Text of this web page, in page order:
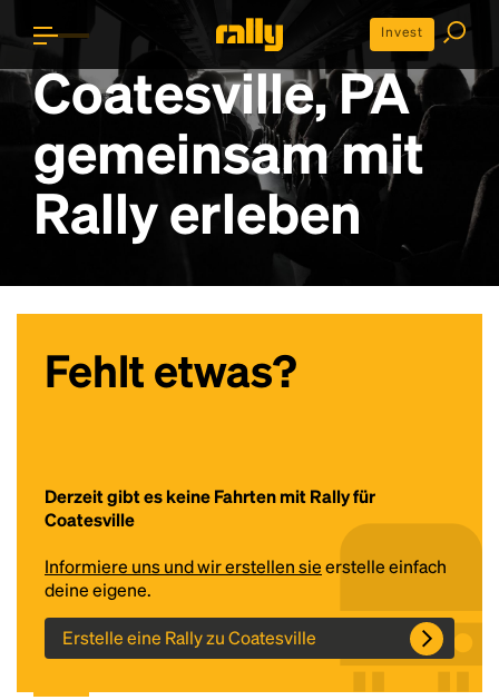
Invest
Coatesville, PA
gemeinsam mit
Rally erleben
Fehlt etwas?
Derzeit gibt es keine Fahrten mit Rally für
Coatesville
Informiere uns und wir erstellen sieerstelle einfach
deine eigene.
Erstelle eine Rally zu Coatesville